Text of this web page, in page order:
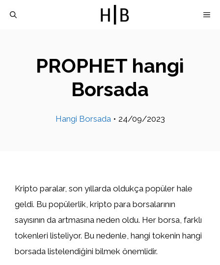
PROPHET hangi
Borsada
Hangi Borsada • 24/09/2023
Kripto paralar, son yıllarda oldukça popüler hale
geldi. Bu popülerlik, kripto para borsalarının
sayısının da artmasına neden oldu. Her borsa, farklı
tokenleri listeliyor. Bu nedenle, hangi tokenin hangi
borsada listelendiğini bilmek önemlidir.